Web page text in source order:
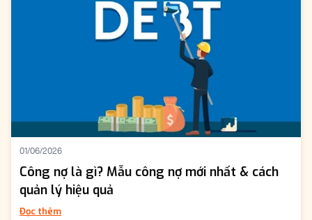
01/06/2026
Công nợ là gì? Mẫu công nợ mới nhất & cách
quản lý hiệu quả
Đọc thêm